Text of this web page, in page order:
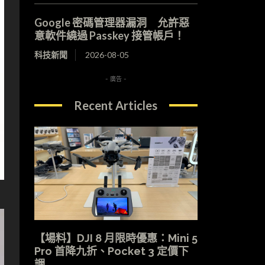
Google 密碼管理器漏洞 允許惡
意軟件繞過 Passkey 接管帳戶！
科技新聞 2026-08-05
- 廣告 -
Recent Articles
【場料】DJI 8 月限時優惠：Mini 5
Pro 首降九折、Pocket 3 定價下